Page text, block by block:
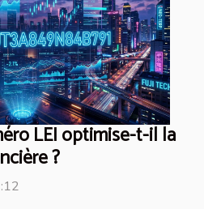
LEI optimise-t-il la
?